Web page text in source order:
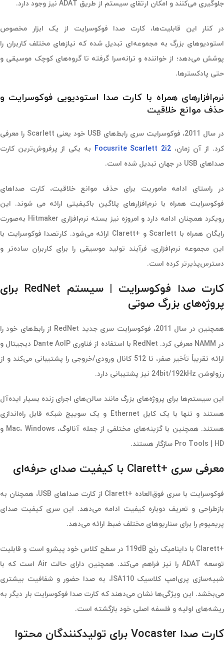
جلوگیری می‌کنند و امکان ارتقای سیستم از طریق ADAT نیز وجود دارد.
در کنار این قابلیت‌ها، کارت صدا فوکوسرایت از یک ابزار مخصوص
استودیوهای بزرگ به مجموعه‌ای تبدیل شده که نیازهای مختلف کاربران را
پوشش می‌دهد؛ از خواننده و ترانه‌سرا گرفته تا گروه‌های کوچک موسیقی و
حتی پادکسترها.
نرم‌افزارهای همراه با کارت صدا استودیویی فوکوسرایت و
حذف موانع خلاقیت
در سال 2011، فوکوسرایت سری رابط‌های USB خود یعنی Scarlett را معرفی
کرد. از آن زمان، Focusrite Scarlett 2i2 به یکی از پرفروش‌ترین کارت‌
صداهای USB در جهان تبدیل شده است.
در راستای ادامه ماموریت برای حذف موانع خلاقیت، کارت صداهای
فوکوسرایت همراه با نرم‌افزارهای پلاگین باکیفیتی ارائه می شوند. این
رویکرد همچنان ادامه دارد و امروزه نیز بسته نرم‌افزاری Hitmaker به‌صورت
رایگان همراه با Scarlett و +Clarett ارائه می‌شود. کارتصدا فوکوسرایت با
این مجموعه نرم‌افزاری، فرآیند تولید موسیقی را برای کاربران ساده‌تر و
دسترس‌پذیرتر کرده است.
کارت صدا فوکوسرایت | سیستم RedNet برای
پروژه‌های بزرگ صوتی
همچنین در سال 2011، فوکوسرایت سری جدید RedNet از رابط‌های خود را
در NAMM معرفی کرد. RedNet با استفاده از فناوری Dante AoIP دیجیتال و
ارائه تقریباً تأخیر صفر، تا 512 کانال ورودی/خروجی را پشتیبانی می‌کند و از
رزولوشن 24bit/192kHz نیز پشتیبانی دارد.
این سیستم‌ها برای پروژه‌های بزرگ مانند سالن‌های اجرای زنده بسیار ایده‌آل
هستند و تنها با یک کابل Ethernet و یک سوییچ شبکه قابل راه‌اندازی
هستند. همچنین با گزینه‌های مختلفی از جمله آنالوگ، Mac، Windows و
Pro Tools | HD سازگار هستند.
معرفی سری +Clarett با کیفیت صدای حرفه‌ای
فوکوسرایت با سری فوق‌العاده +Clarett از کارت صداهای USB، همچنان به
بازطراحی و تعریف دوباره کیفیت ادامه می‌دهد. این سری کیفیت صدای
پریمیوم را برای سناریوهای مختلف ضبط ارائه می‌دهد.
+Clarett با داینامیک رنج 119dB در سطح کلاس خود پیشرو است و قابلیت
توسعه ADAT را نیز فراهم می‌کند. همچنین دارای حالت Air است که با
شبیه‌سازی پری‌امپ کلاسیک ISA110، به صدا حضور و شفافیت بیشتری
می‌بخشد. این ویژگی‌ها نشان می‌دهند که کارت صدا فوکوسرایت بار دیگر به
ریشه‌های اولیه و فلسفه اصلی خود بازگشته است.
کارت صدا Vocaster برای تولیدکنندگان محتوا